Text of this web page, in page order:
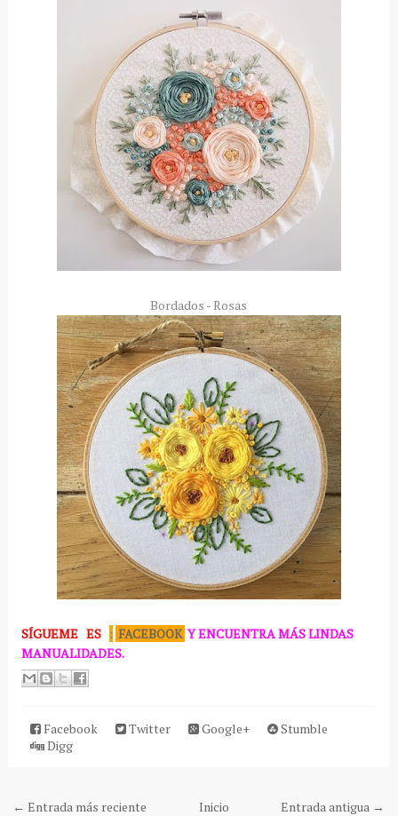
Bordados - Rosas
SÍGUEME ES : FACEBOOK Y ENCUENTRA MÁS LINDAS
MANUALIDADES.
Facebook Twitter Google+
Stumble
Digg
← Entrada más reciente Entrada antigua →
Inicio